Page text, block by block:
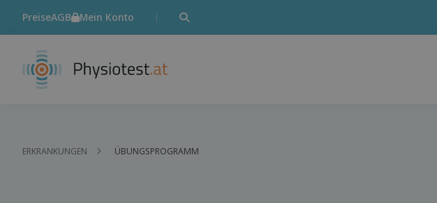
PreiseAGB Mein Konto
ERKRANKUNGEN ÜBUNGSPROGRAMM